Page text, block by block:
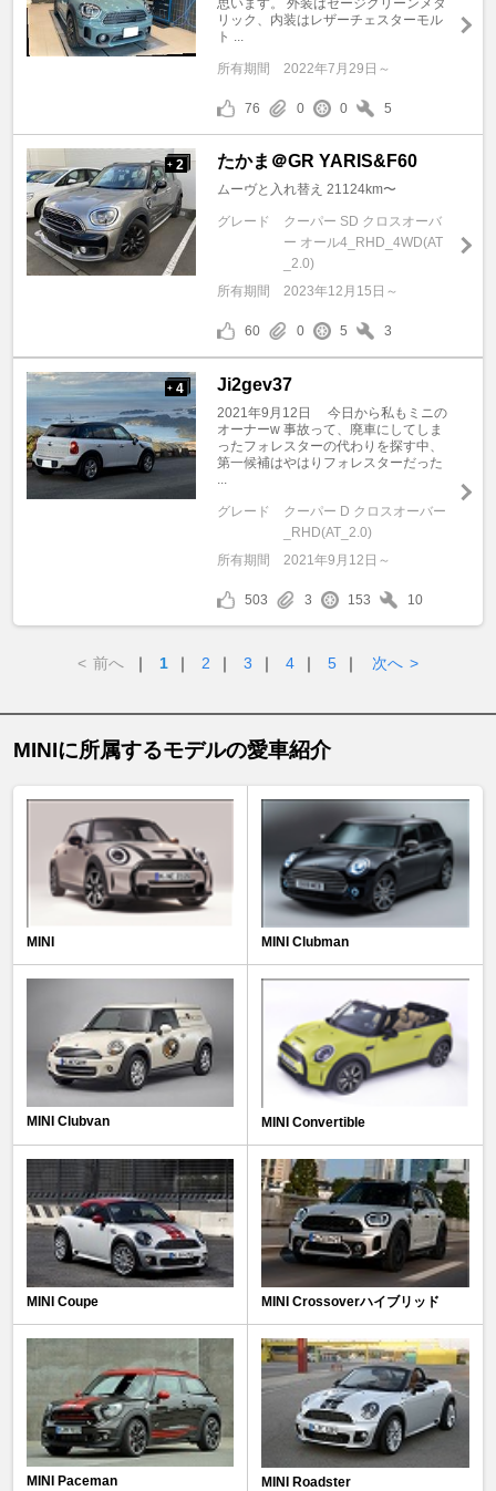
思います。 外装はセージグリーンメタ
リック、内装はレザーチェスターモル
ト ...
所有期間 2022年7月29日～
76 0 0 5
+ 2 たかま＠GR YARIS&F60
ムーヴと入れ替え 21124km〜
グレード
クーパー SD クロスオーバ
ー オール4_RHD_4WD(AT
_2.0)
所有期間
2023年12月15日～
60 0 5 3
+ 4 Ji2gev37
2021年9月12日 今日から私もミニの
オーナーw 事故って、廃車にしてしま
ったフォレスターの代わりを探す中、
第一候補はやはりフォレスターだった
...
グレード
クーパー D クロスオーバー
_RHD(AT_2.0)
所有期間
2021年9月12日～
503 3 153 10
< 前へ ｜ 1 ｜ 2 ｜ 3 ｜ 4 ｜ 5 ｜ 次へ >
MINIに所属するモデルの愛車紹介
MINI MINI Clubman
MINI Clubvan MINI Convertible
MINI Coupe MINI Crossoverハイブリッド
MINI Paceman MINI Roadster